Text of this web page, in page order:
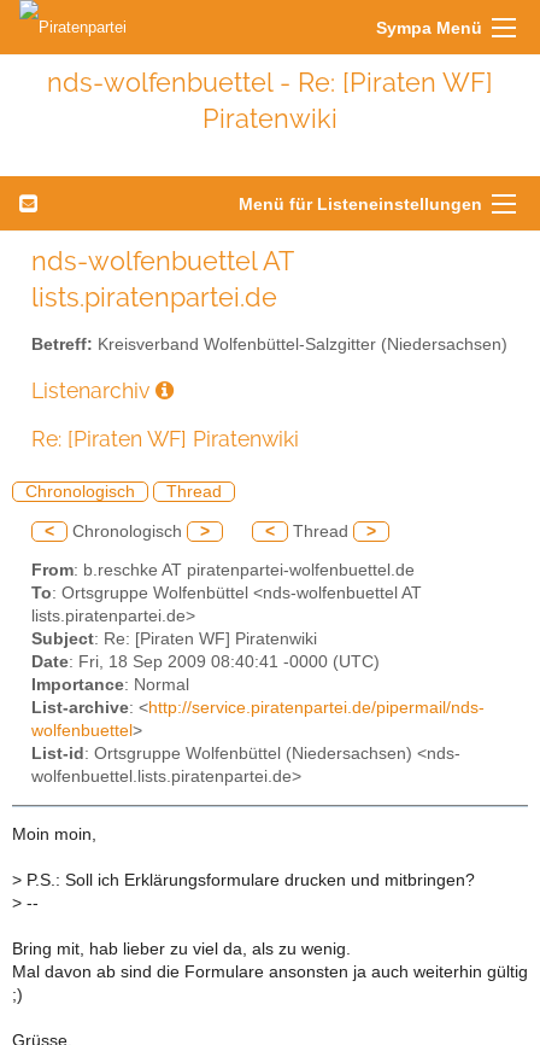
Sympa Menü
nds-wolfenbuettel - Re: [Piraten WF]
Piratenwiki
Menü für Listeneinstellungen
nds-wolfenbuettel AT
lists.piratenpartei.de
Betreff: Kreisverband Wolfenbüttel-Salzgitter (Niedersachsen)
Listenarchiv
Re: [Piraten WF] Piratenwiki
Chronologisch Thread
< Chronologisch > < Thread >
From: b.reschke AT piratenpartei-wolfenbuettel.de
To: Ortsgruppe Wolfenbüttel <nds-wolfenbuettel AT
lists.piratenpartei.de>
Subject: Re: [Piraten WF] Piratenwiki
Date: Fri, 18 Sep 2009 08:40:41 -0000 (UTC)
Importance: Normal
List-archive: <http://service.piratenpartei.de/pipermail/nds-
wolfenbuettel >
List-id : Ortsgruppe Wolfenbüttel (Niedersachsen) <nds-
wolfenbuettel.lists.piratenpartei.de>
Moin moin,
> P.S.: Soll ich Erklärungsformulare drucken und mitbringen?
> --
Bring mit, hab lieber zu viel da, als zu wenig.
Mal davon ab sind die Formulare ansonsten ja auch weiterhin gültig
;)
Grüsse,